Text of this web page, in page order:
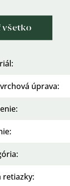
všetko
:
:
úprava:
:
:
:
retiazky: